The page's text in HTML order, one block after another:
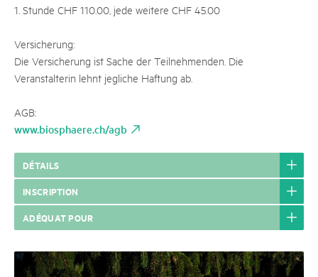
1. Stunde CHF 110.00, jede weitere CHF 45.00
Versicherung:
Die Versicherung ist Sache der Teilnehmenden. Die
Veranstalterin lehnt jegliche Haftung ab.
AGB:
www.biosphaere.ch/agb
DÉTAILS
INSCRIPTION
ADÉQUAT POUR